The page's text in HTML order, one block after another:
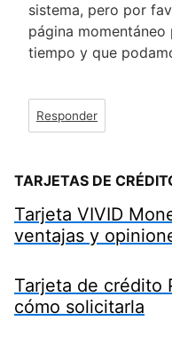
sistema, pero por
página
tiempo y que
Responder
TARJETAS DE
Tarjeta VIVID
ventajas y
Tarjeta de crédito
cómo solicitarla